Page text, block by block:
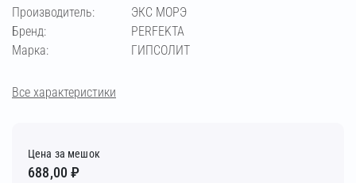
Производитель:
ЭКС МОРЭ
Бренд:
PERFEKTA
Марка:
ГИПСОЛИТ
Все характеристики
Цена за мешок
688,00 ₽